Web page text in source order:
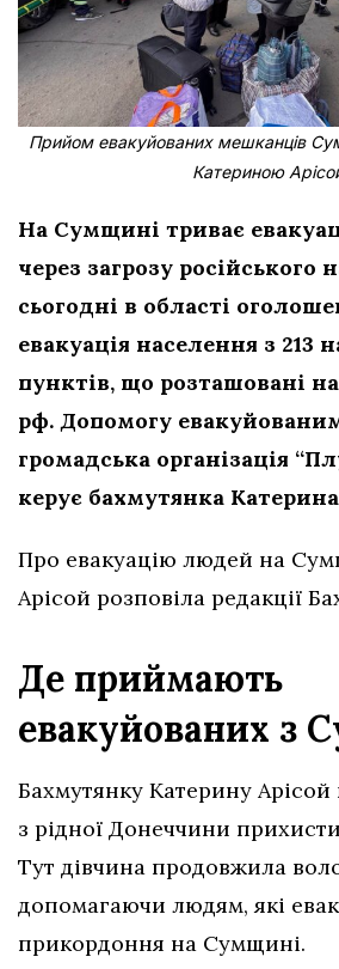
Прийом евакуйованих мешканців
Катериною
На Сумщині триває
через загрозу російського
сьогодні в області
евакуація населення з 213
пунктів, що розташовані
рф. Допомогу
громадська організація
керує бахмутянка
Про евакуацію людей на
Арісой розповіла редакції
Де приймають
евакуйованих з
Бахмутянку Катерину Арісой
з рідної Донеччини
Тут дівчина продовжила
допомагаючи людям, які
прикордоння на Сумщині.